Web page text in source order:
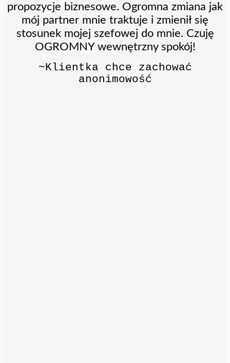
propozycje biznesowe. Ogromna zmiana jak
mój partner mnie traktuje i zmienił się
stosunek mojej szefowej do mnie. Czuję
OGROMNY wewnętrzny spokój!
~Klientka chce zachować
anonimowość